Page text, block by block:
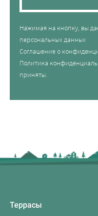
Нажимая на кнопку, вы
персональных данных
Соглашение о
Политика
приняты.
Террасы